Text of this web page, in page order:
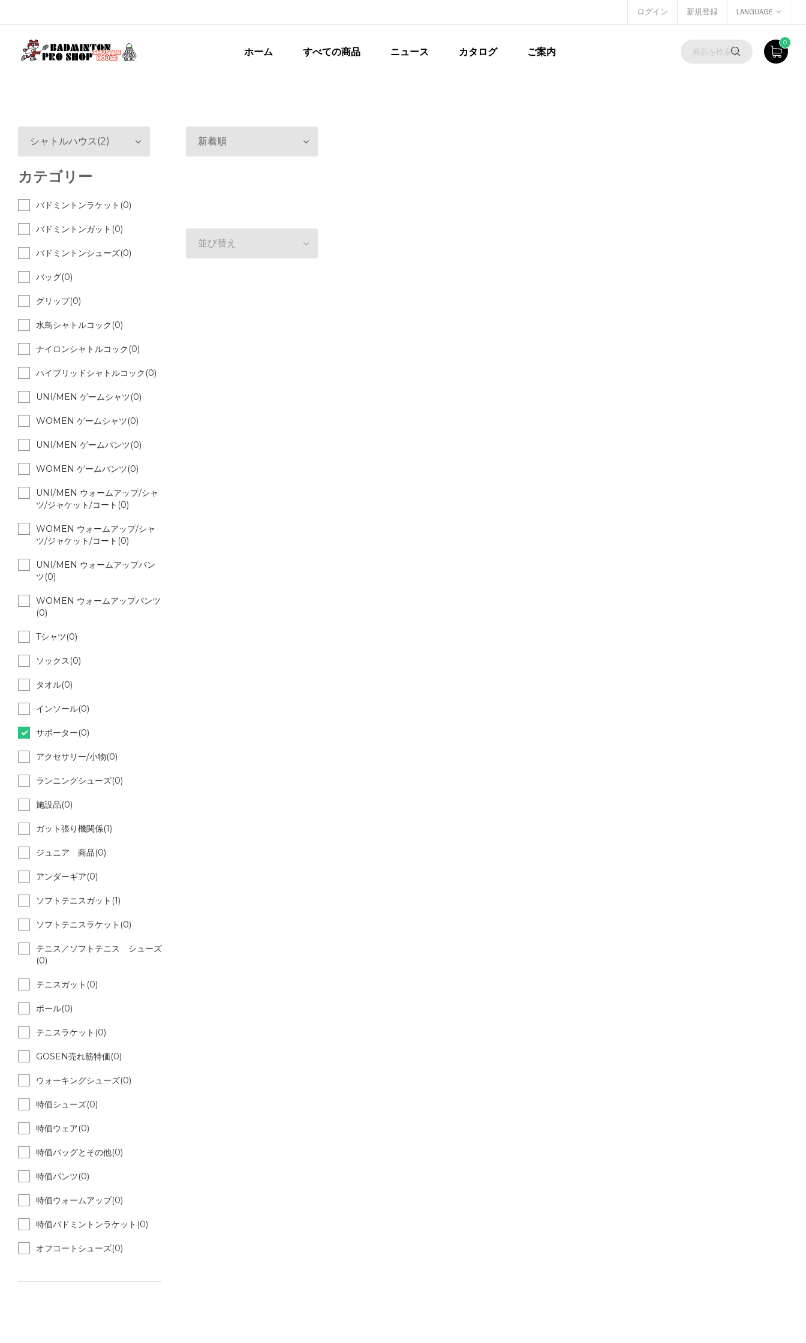
ログイン 新規登録 LANGUAGE
ホーム すべての商品 ニュース カタログ ご案内
0
新着順
並び替え
シャトルハウス(2)
カテゴリー
バドミントンラケット(0)
バドミントンガット(0)
バドミントンシューズ(0)
バッグ(0)
グリップ(0)
水鳥シャトルコック(0)
ナイロンシャトルコック(0)
ハイブリッドシャトルコック(0)
UNI/MEN ゲームシャツ(0)
WOMEN ゲームシャツ(0)
UNI/MEN ゲームパンツ(0)
WOMEN ゲームパンツ(0)
UNI/MEN ウォームアップ/シャ
ツ/ジャケット/コート(0)
WOMEN ウォームアップ/シャ
ツ/ジャケット/コート(0)
UNI/MEN ウォームアップパン
ツ(0)
WOMEN ウォームアップパンツ
(0)
Tシャツ(0)
ソックス(0)
タオル(0)
インソール(0)
サポーター(0)
アクセサリー/小物(0)
ランニングシューズ(0)
施設品(0)
ガット張り機関係(1)
ジュニア 商品(0)
アンダーギア(0)
ソフトテニスガット(1)
ソフトテニスラケット(0)
テニス／ソフトテニス シューズ
(0)
テニスガット(0)
ボール(0)
テニスラケット(0)
GOSEN売れ筋特価(0)
ウォーキングシューズ(0)
特価シューズ(0)
特価ウェア(0)
特価バッグとその他(0)
特価パンツ(0)
特価ウォームアップ(0)
特価バドミントンラケット(0)
オフコートシューズ(0)